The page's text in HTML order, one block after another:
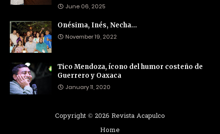
June 06, 2025
Onésima, Inés, Necha…
November 19, 2022
Tico Mendoza, ícono del humor costeño de
Guerrero y Oaxaca
January 11, 2020
Copyright © 2026 Revista Acapulco
Home